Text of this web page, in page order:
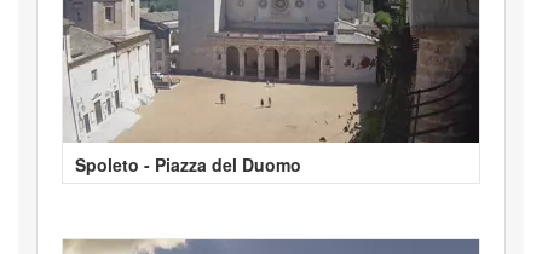
Spoleto - Piazza del Duomo